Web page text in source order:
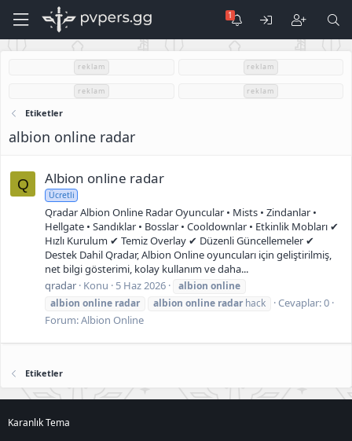
reklam reklam
reklam reklam
Etiketler
albion online radar
Q Albion online radar
Ücretli
Qradar Albion Online Radar Oyuncular • Mists • Zindanlar •
Hellgate • Sandıklar • Bosslar • Cooldownlar • Etkinlik Mobları ✔
Hızlı Kurulum ✔ Temiz Overlay ✔ Düzenli Güncellemeler ✔
Destek Dahil Qradar, Albion Online oyuncuları için geliştirilmiş,
net bilgi gösterimi, kolay kullanım ve daha...
qradar Konu 5 Haz 2026 albion online
albion online radar albion online radar hack
Cevaplar: 0
Forum:Albion Online
Etiketler
Karanlık Tema